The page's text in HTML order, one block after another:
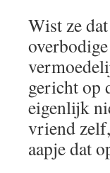
Wist ze
gericht op
eigenlijk
vriend
aapje dat